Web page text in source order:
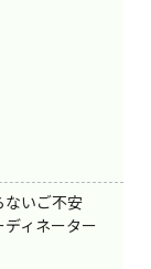
ないご不安
ディネーター